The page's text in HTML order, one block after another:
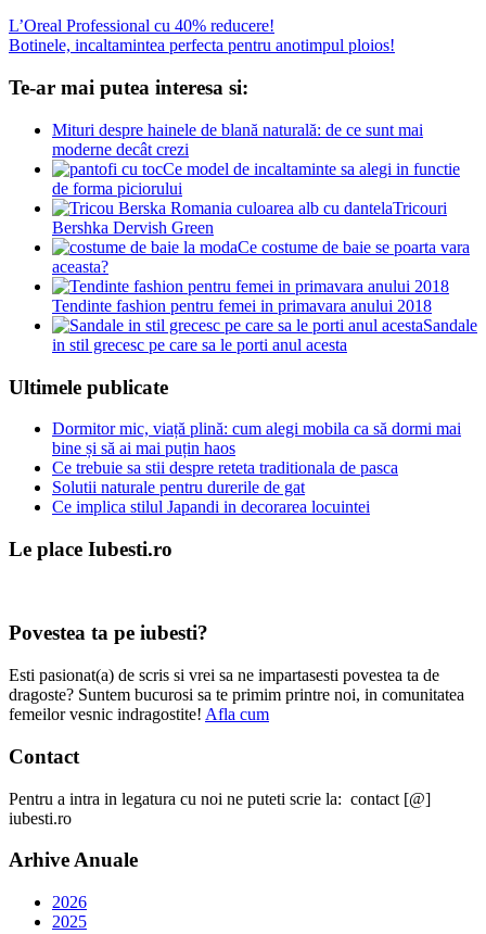
Navigare
în
articole
Previous
Post:
L’Oreal Professional cu 40% reducere!
Next
Botinele, incaltamintea perfecta pentru anotimpul ploios!
Te-ar mai putea interesa si:
Mituri despre hainele de blană naturală: de ce sunt mai
moderne decât crezi
Ce model de incaltaminte sa alegi in functie
de forma piciorului
Tricouri
Bershka Dervish Green
Ce costume de baie se poarta vara
aceasta?
Tendinte fashion pentru femei in primavara anului 2018
Sandale
in stil grecesc pe care sa le porti anul acesta
Ultimele publicate
Dormitor mic, viață plină: cum alegi mobila ca să dormi mai
bine și să ai mai puțin haos
Ce trebuie sa stii despre reteta traditionala de pasca
Solutii naturale pentru durerile de gat
Ce implica stilul Japandi in decorarea locuintei
Le place Iubesti.ro
Povestea ta pe iubesti?
Esti pasionat(a) de scris si vrei sa ne impartasesti povestea ta de
dragoste? Suntem bucurosi sa te primim printre noi, in comunitatea
femeilor vesnic indragostite! Afla cum
Contact
Pentru a intra in legatura cu noi ne puteti scrie la: contact [@]
iubesti.ro
Arhive Anuale
2026
2025